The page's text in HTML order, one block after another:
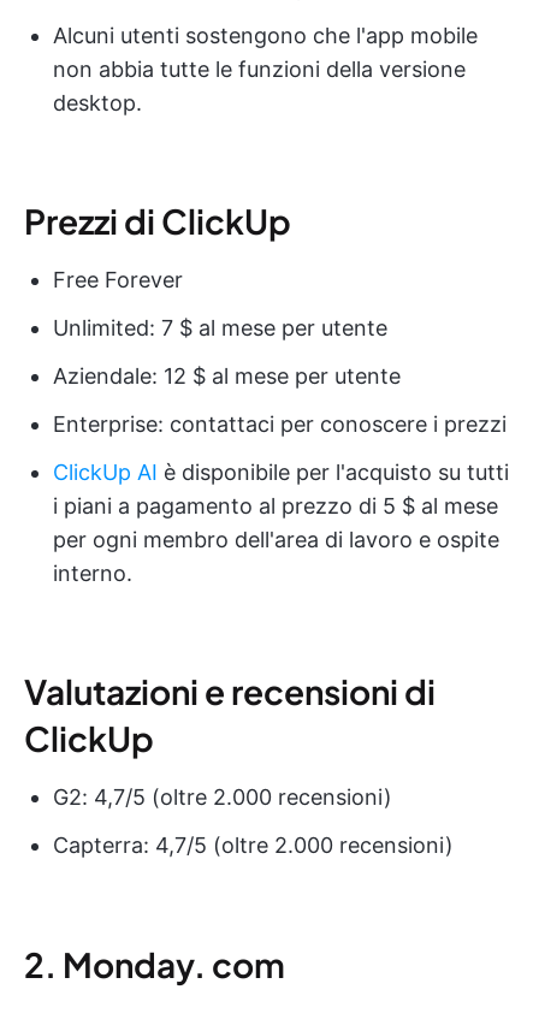
Alcuni utenti sostengono che l'app mobile
non abbia tutte le funzioni della versione
desktop.
Prezzi di ClickUp
Free Forever
Unlimited: 7 $ al mese per utente
Aziendale: 12 $ al mese per utente
Enterprise: contattaci per conoscere i prezzi
ClickUp AI è disponibile per l'acquisto su tutti
i piani a pagamento al prezzo di 5 $ al mese
per ogni membro dell'area di lavoro e ospite
interno.
Valutazioni e recensioni di
ClickUp
G2: 4,7/5 (oltre 2.000 recensioni)
Capterra: 4,7/5 (oltre 2.000 recensioni)
2. Monday. com